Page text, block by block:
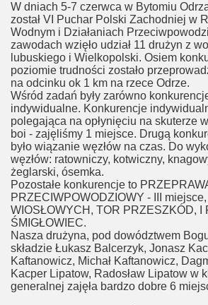
W dniach 5-7 czerwca w Bytomiu
został VI Puchar Polski Zachodniej w
Wodnym i Działaniach
zawodach wzięło udział 11 drużyn z
lubuskiego i Wielkopolski. Osiem
poziomie trudności zostało
na odcinku ok 1 km na rzece Odrze.
Wśród zadań były zarówno
indywidualne. Konkurencje
polegająca na opłynięciu na skuterze
boi - zajęliśmy 1 miejsce. Drugą
było wiązanie węzłów na czas. Do
węzłów: ratowniczy, kotwiczny,
żeglarski, ósemka.
Pozostałe konkurencje to
PRZECIWPOWODZIOWY - III
WIOSŁOWYCH, TOR PRZESZKÓD, I
ŚMIGŁOWIEC.
Nasza drużyna, pod dowództwem
składzie Łukasz Balcerzyk, Jonasz
Kaftanowicz, Michał Kaftanowicz,
Kacper Lipatow, Radosław Lipatow w
generalnej zajęła bardzo dobre 6